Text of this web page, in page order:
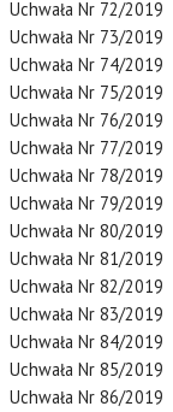
Uchwała Nr 72/2019
Uchwała Nr 73/2019
Uchwała Nr 74/2019
Uchwała Nr 75/2019
Uchwała Nr 76/2019
Uchwała Nr 77/2019
Uchwała Nr 78/2019
Uchwała Nr 79/2019
Uchwała Nr 80/2019
Uchwała Nr 81/2019
Uchwała Nr 82/2019
Uchwała Nr 83/2019
Uchwała Nr 84/2019
Uchwała Nr 85/2019
Uchwała Nr 86/2019